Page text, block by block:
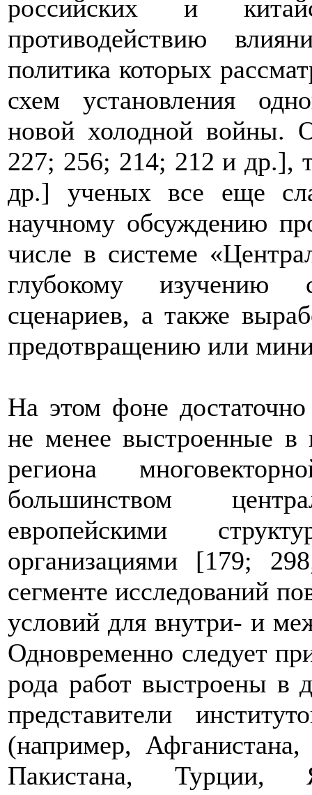
российских и
противодействию
политика которых
схем установления
новой холодной войны.
227; 256; 214; 212 и др.],
др.] ученых все еще
научному обсуждению
числе в системе
глубокому изучению
сценариев, а также
предотвращению или
На этом фоне
не менее выстроенные в
региона
большинством
европейскими
организациями [179;
сегменте исследований
условий для внутри- и
Одновременно следует
рода работ выстроены в
представители
(например,
Пакистана, Турции,